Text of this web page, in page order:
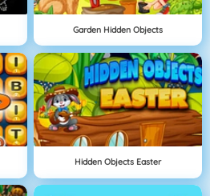
Garden Hidden Objects
Hidden Objects Easter